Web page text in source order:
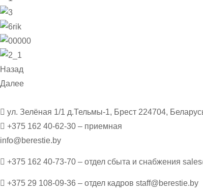
Назад
Далее
ул. Зелёная 1/1 д.Тельмы-1, Брест 224704,
+375 162 40-62-30 – приемная
info@berestie.by
+375 162 40-73-70 – отдел сбыта и снабжения
+375 29 108-09-36 – отдел кадров staff@berestie.by